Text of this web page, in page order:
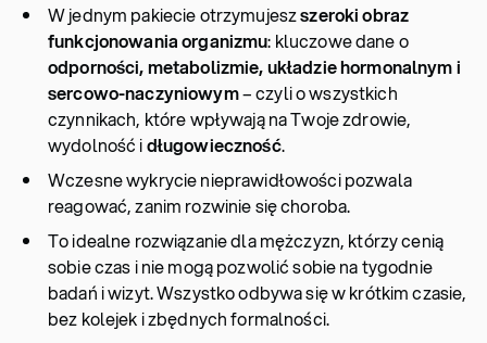
W jednym pakiecie otrzymujeszszeroki obraz
funkcjonowania organizmu: kluczowe dane o
odporności, metabolizmie, układzie hormonalnym i
sercowo-naczyniowym– czyli o wszystkich
czynnikach, które wpływają na Twoje zdrowie,
wydolność idługowieczność.
Wczesne wykrycie nieprawidłowości pozwala
reagować, zanim rozwinie się choroba.
To idealne rozwiązanie dla mężczyzn, którzy cenią
sobie czas i nie mogą pozwolić sobie na tygodnie
badań i wizyt. Wszystko odbywa się w krótkim czasie,
bez kolejek i zbędnych formalności.